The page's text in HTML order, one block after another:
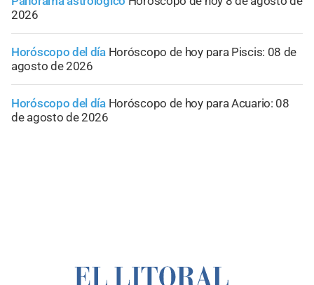
2026
Horóscopo del día Horóscopo de hoy para Piscis: 08 de
agosto de 2026
Horóscopo del día Horóscopo de hoy para Acuario: 08
de agosto de 2026